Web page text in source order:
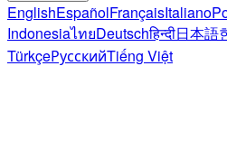
EnglishEspañolFrançaisItaliano
IndonesiaไทยDeutschहिन्दी日本語
TürkçeРусскийTiếng Việt